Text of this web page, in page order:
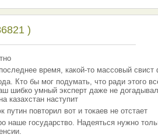
)
время, какой-то массовый свист
Кто бы мог подумать, что ради этого
шибко умный эксперт даже не
казахстан наступит
путин повторил вот и токаев не отстает
наше государство. Надеяться нужно